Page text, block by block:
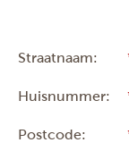
Straatnaam:
Huisnummer:
Postcode: